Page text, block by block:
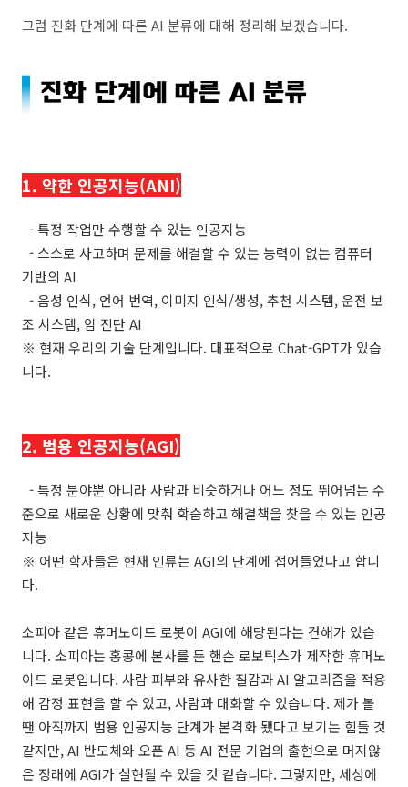
그럼 진화 단계에 따른 AI 분류에 대해 정리해 보겠습니다.
1. 약한 인공지능(ANI)
-특정 작업만 수행할 수 있는 인공지능
- 스스로 사고하며 문제를 해결할 수 있는 능력이 없는 컴퓨터
기반의 AI
- 음성 인식, 언어 번역, 이미지 인식/생성, 추천 시스템, 운전 보
조 시스템, 암 진단 AI
※ 현재 우리의 기술 단계입니다. 대표적으로 Chat-GPT가 있습
니다.
2. 범용 인공지능(AGI)
-특정 분야뿐 아니라 사람과 비슷하거나 어느 정도 뛰어넘는 수
준으로 새로운 상황에 맞춰 학습하고 해결책을 찾을 수 있는 인공
지능
※ 어떤 학자들은 현재 인류는 AGI의 단계에 접어들었다고 합니
다.
소피아 같은 휴머노이드 로봇이 AGI에 해당된다는 견해가 있습
니다. 소피아는 홍콩에 본사를 둔 핸슨 로보틱스가 제작한 휴머노
이드 로봇입니다. 사람 피부와 유사한 질감과 AI 알고리즘을 적용
해 감정 표현을 할 수 있고, 사람과 대화할 수 있습니다. 제가 볼
땐 아직까지 범용 인공지능 단계가 본격화 됐다고 보기는 힘들 것
같지만, AI 반도체와 오픈 AI 등 AI 전문 기업의 출현으로 머지않
은 장래에 AGI가 실현될 수 있을 것 같습니다. 그렇지만, 세상에